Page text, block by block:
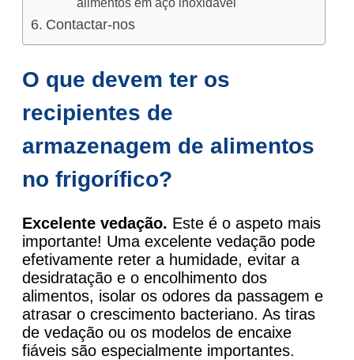
Contactar-nos
O que devem ter os
recipientes de
armazenagem de alimentos
no frigorífico?
Excelente vedação. Este é o aspeto mais
importante! Uma excelente vedação pode
efetivamente reter a humidade, evitar a
desidratação e o encolhimento dos
alimentos, isolar os odores da passagem e
atrasar o crescimento bacteriano. As tiras
de vedação ou os modelos de encaixe
fiáveis são especialmente importantes.